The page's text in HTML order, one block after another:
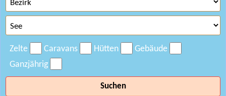
Zelte Caravans Hütten
Gebäude
Ganzjährig
Suchen